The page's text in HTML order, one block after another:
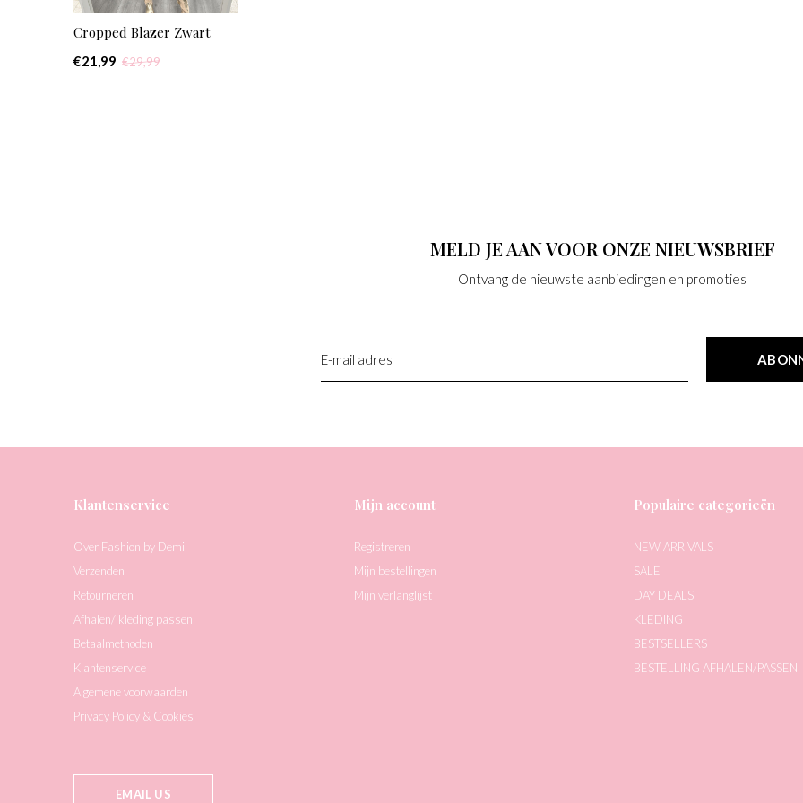
Cropped Blazer Zwart
€21,99 €29,99
MELD JE AAN VOOR ONZE NIEUWSBRIEF
Ontvang de nieuwste aanbiedingen en promoties
Klantenservice
Over Fashion by Demi
Verzenden
Retourneren
Afhalen/ kleding passen
Betaalmethoden
Klantenservice
Algemene voorwaarden
Privacy Policy & Cookies
Mijn account
Registreren
Mijn bestellingen
Mijn verlanglijst
Populaire categorieën
NEW ARRIVALS
SALE
DAY DEALS
KLEDING
BESTSELLERS
BESTELLING AFHALEN/PASSEN
EMAIL US